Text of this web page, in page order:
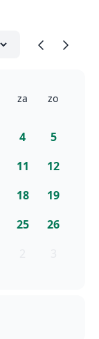
za zo
4 5
11 12
18 19
25 26